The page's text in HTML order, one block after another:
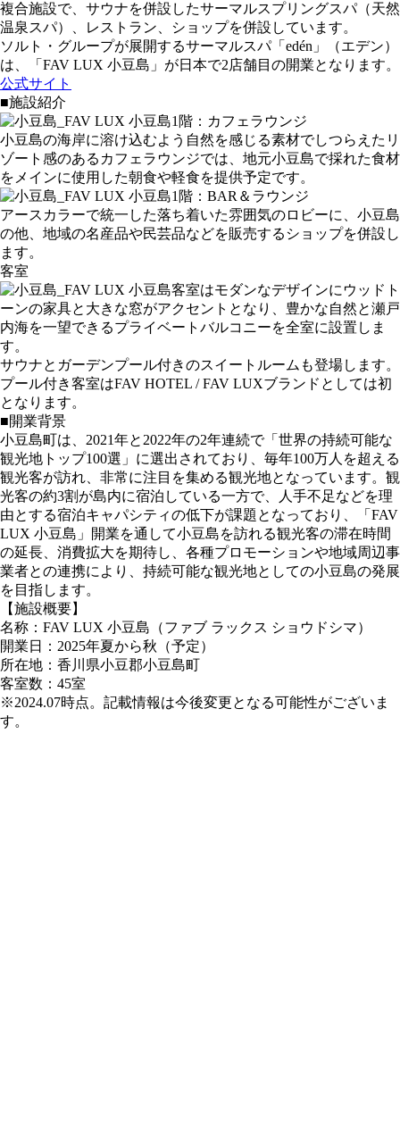
複合施設で、サウナを併設したサーマルスプリングスパ（天然
温泉スパ）、レストラン、ショップを併設しています。
ソルト・グループが展開するサーマルスパ「edén」（エデン）
は、「FAV LUX 小豆島」が日本で2店舗目の開業となります。
公式サイト
■施設紹介
1階：カフェラウンジ
小豆島の海岸に溶け込むよう自然を感じる素材でしつらえたリ
ゾート感のあるカフェラウンジでは、地元小豆島で採れた食材
をメインに使用した朝食や軽食を提供予定です。
1階：BAR＆ラウンジ
アースカラーで統一した落ち着いた雰囲気のロビーに、小豆島
の他、地域の名産品や民芸品などを販売するショップを併設し
ます。
客室
客室はモダンなデザインにウッドト
ーンの家具と大きな窓がアクセントとなり、豊かな自然と瀬戸
内海を一望できるプライベートバルコニーを全室に設置しま
す。
サウナとガーデンプール付きのスイートルームも登場します。
プール付き客室はFAV HOTEL / FAV LUXブランドとしては初
となります。
■開業背景
小豆島町は、2021年と2022年の2年連続で「世界の持続可能な
観光地トップ100選」に選出されており、毎年100万人を超える
観光客が訪れ、非常に注目を集める観光地となっています。観
光客の約3割が島内に宿泊している一方で、人手不足などを理
由とする宿泊キャパシティの低下が課題となっており、「FAV
LUX 小豆島」開業を通して小豆島を訪れる観光客の滞在時間
の延長、消費拡大を期待し、各種プロモーションや地域周辺事
業者との連携により、持続可能な観光地としての小豆島の発展
を目指します。
【施設概要】
名称：FAV LUX 小豆島（ファブ ラックス ショウドシマ）
開業日：2025年夏から秋（予定）
所在地：香川県小豆郡小豆島町
客室数：45室
※2024.07時点。記載情報は今後変更となる可能性がございま
す。